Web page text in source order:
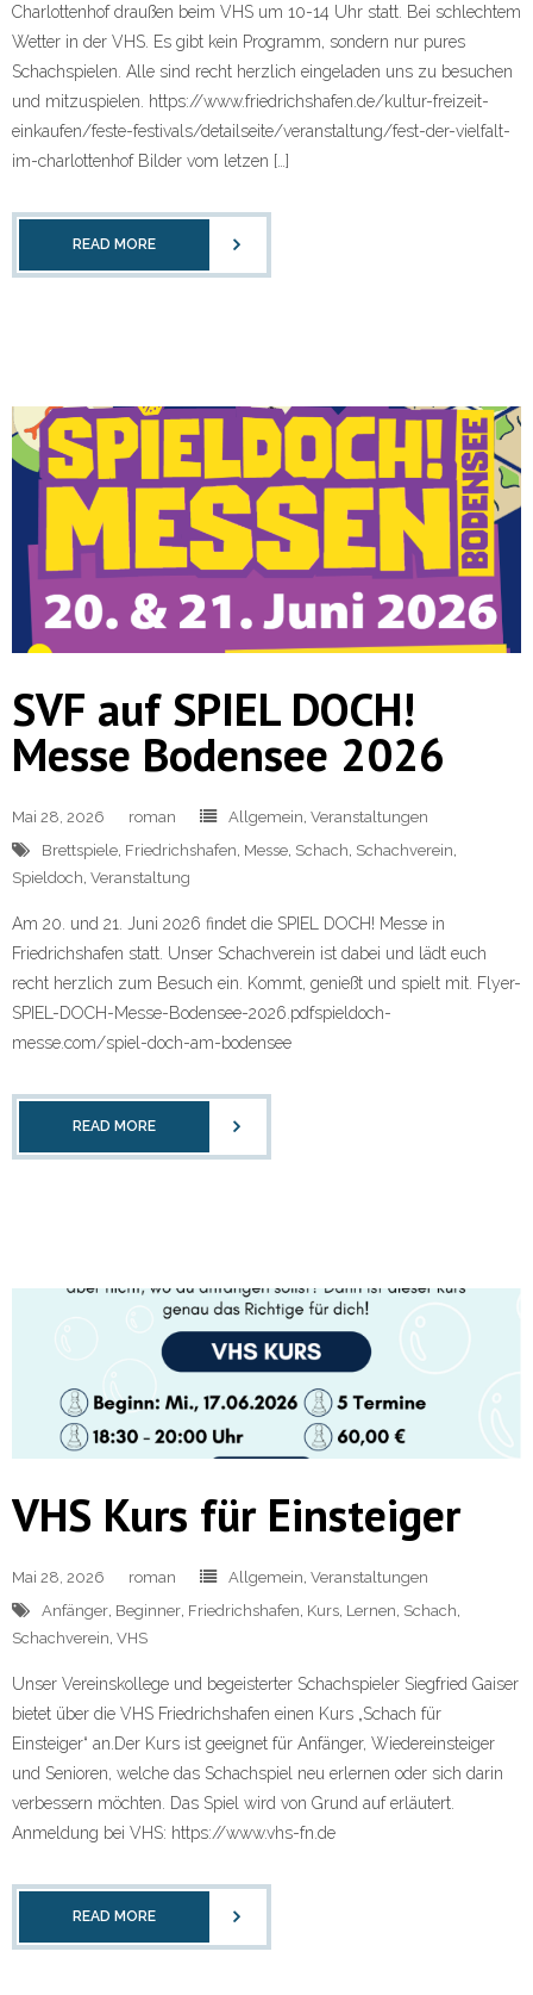
Charlottenhof draußen beim VHS um 10-14 Uhr statt. Bei schlechtem
Wetter in der VHS. Es gibt kein Programm, sondern nur pures
Schachspielen. Alle sind recht herzlich eingeladen uns zu besuchen
und mitzuspielen. https://www.friedrichshafen.de/kultur-freizeit-
einkaufen/feste-festivals/detailseite/veranstaltung/fest-der-vielfalt-
im-charlottenhof Bilder vom letzen […]
READ MORE
SVF auf SPIEL DOCH!
Messe Bodensee 2026
Mai 28, 2026 roman Allgemein, Veranstaltungen
Brettspiele, Friedrichshafen, Messe, Schach, Schachverein,
Spieldoch, Veranstaltung
Am 20. und 21. Juni 2026 findet die SPIEL DOCH! Messe in
Friedrichshafen statt. Unser Schachverein ist dabei und lädt euch
recht herzlich zum Besuch ein. Kommt, genießt und spielt mit. Flyer-
SPIEL-DOCH-Messe-Bodensee-2026.pdfspieldoch-
messe.com/spiel-doch-am-bodensee
READ MORE
VHS Kurs für Einsteiger
Mai 28, 2026 roman Allgemein Veranstaltungen
Anfänger Beginner Friedrichshafen Kurs Lernen Schach
Schachverein VHS
Unser Vereinskollege und begeisterter Schachspieler Siegfried Gaiser
bietet über die VHS Friedrichshafen einen Kurs „Schach für
Einsteiger“ an.Der Kurs ist geeignet für Anfänger, Wiedereinsteiger
und Senioren, welche das Schachspiel neu erlernen oder sich darin
verbessern möchten. Das Spiel wird von Grund auf erläutert.
Anmeldung bei VHS: https://www.vhs-fn.de
READ MORE